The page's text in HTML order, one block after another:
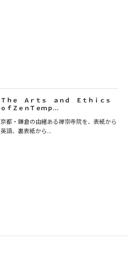
Ｔｈｅ Ａｒｔｓ ａｎｄ Ｅｔｈｉｃｓ
ｏｆＺｅｎＴｅｍｐ...
京都・鎌倉の由緒ある禅宗寺院を、表紙から
英語、裏表紙から...